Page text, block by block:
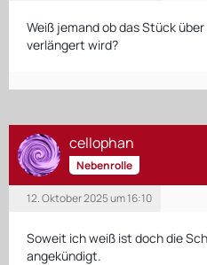
Weiß jemand ob das Stück
verlängert wird?
cellophan
Nebenrolle
12. Oktober 2025 um 16:10
Soweit ich weiß ist doch die
angekündigt.